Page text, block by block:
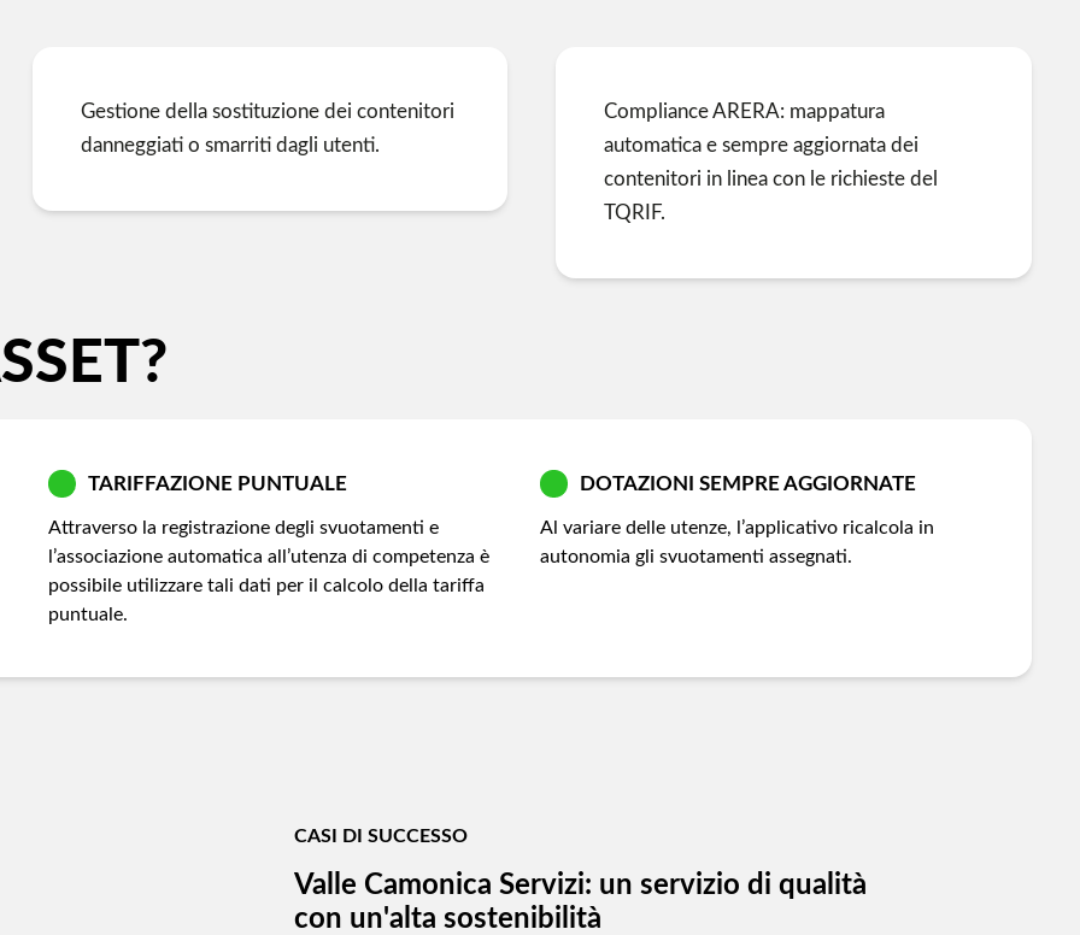
Gestione della sostituzione dei contenitori
danneggiati o smarriti dagli utenti.
Compliance ARERA: mappatura
automatica e sempre aggiornata dei
contenitori in linea con le richieste del
TQRIF.
TARIFFAZIONE PUNTUALE
Attraverso la registrazione degli svuotamenti e
l’associazione automatica all’utenza di competenza è
possibile utilizzare tali dati per il calcolo della tariffa
puntuale.
DOTAZIONI SEMPRE AGGIORNATE
Al variare delle utenze, l’applicativo ricalcola in
autonomia gli svuotamenti assegnati.
CASI DI SUCCESSO
Valle Camonica Servizi: un servizio di qualità
con un'alta sostenibilità